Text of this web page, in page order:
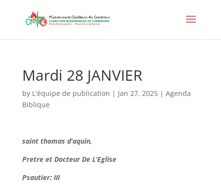
Mardi 28 JANVIER
by L'équipe de publication | Jan 27, 2025| Agenda
Biblique
saint thomas d’aquin,
Pretre et Docteur De L’Eglise
Psautier: III